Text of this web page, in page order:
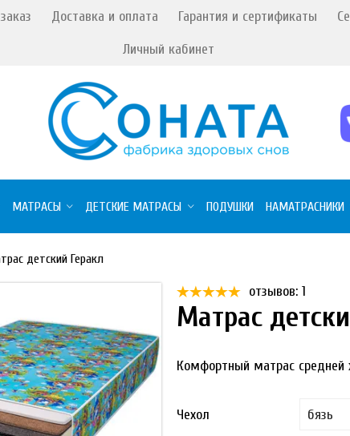
Доставка и оплата Гарантия и сертификаты
Личный кабинет
МАТРАСЫ ДЕТСКИЕ МАТРАСЫ ПОДУШКИ НАМАТРАСНИКИ
детский Геракл
отзывов: 1
Матрас
Комфортный матрас средней
Чехол